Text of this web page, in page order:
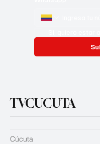
TVCUCUTA
Cúcuta